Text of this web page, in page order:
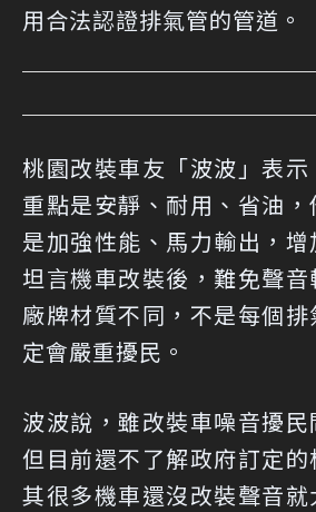
用合法認證排氣管的管道。
桃園改裝車友「波波」表
重點是安靜、耐用、省油
是加強性能、馬力輸出，
坦言機車改裝後，難免聲
廠牌材質不同，不是每個
定會嚴重擾民。
波波說，雖改裝車噪音擾民
但目前還不了解政府訂定
其很多機車還沒改裝聲音